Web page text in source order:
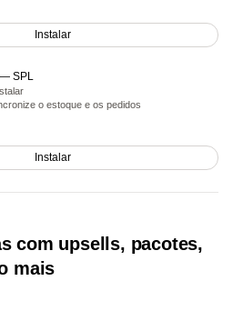
Instalar
— SPL
o estoque e os pedidos
Instalar
com upsells, pacotes,
mais